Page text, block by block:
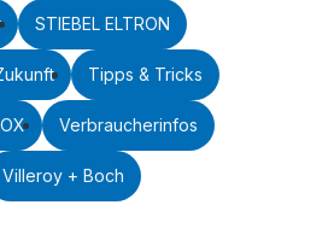
STIEBEL ELTRON
Tipps & Tricks
Verbraucherinfos
Villeroy + Boch